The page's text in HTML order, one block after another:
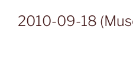
2010-09-18